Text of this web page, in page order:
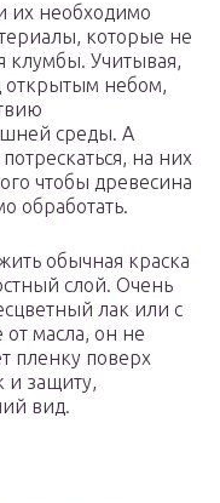
их необходимо
которые не
клумбы. Учитывая,
открытым небом,
среды. А
на них
чтобы древесина
обработать.
обычная краска
слой. Очень
лак или с
масла, он не
пленку поверх
и защиту,
вид.